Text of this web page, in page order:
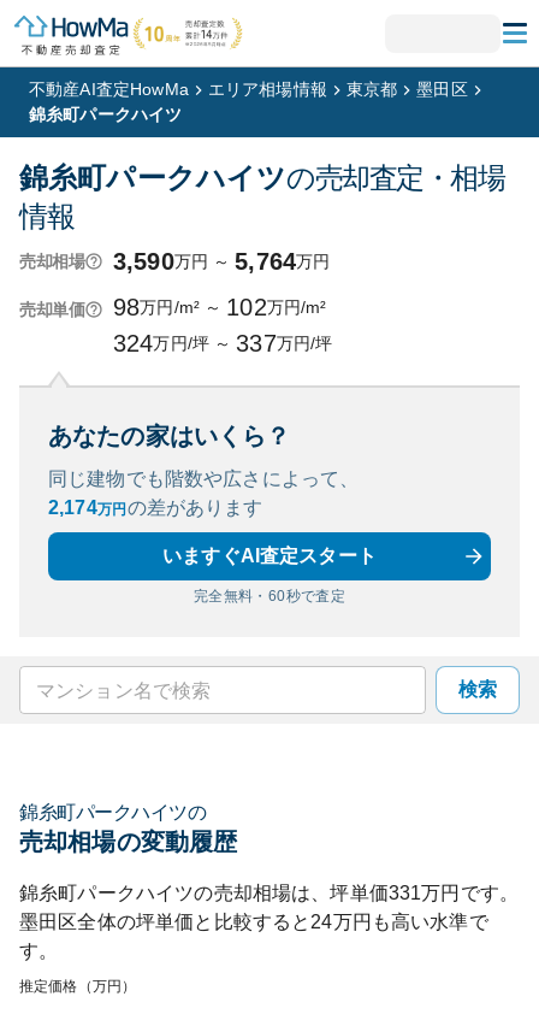
不動産AI査定HowMa エリア相場情報 東京都
墨田区
錦糸町パークハイツ
錦糸町パークハイツの売却査定・相場
情報
売却相場 3,590万円 ～ 5,764万円
売却単価 98万円/m² ～ 102万円/m²
324万円/坪 ～ 337万円/坪
あなたの家はいくら？
同じ建物でも階数や広さによって、
2,174万円 の差があります
いますぐAI査定スタート
完全無料・60秒で査定
検索
錦糸町パークハイツの
売却相場の変動履歴
錦糸町パークハイツの売却相場は、坪単価331万円です。
墨田区全体の坪単価と比較すると 24万円も高い水準で
す。
推定価格（万円）